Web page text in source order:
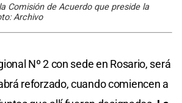
Comisión de Acuerdo que preside la
Archivo
Nº 2 con sede en Rosario, será
reforzado, cuando comiencen a